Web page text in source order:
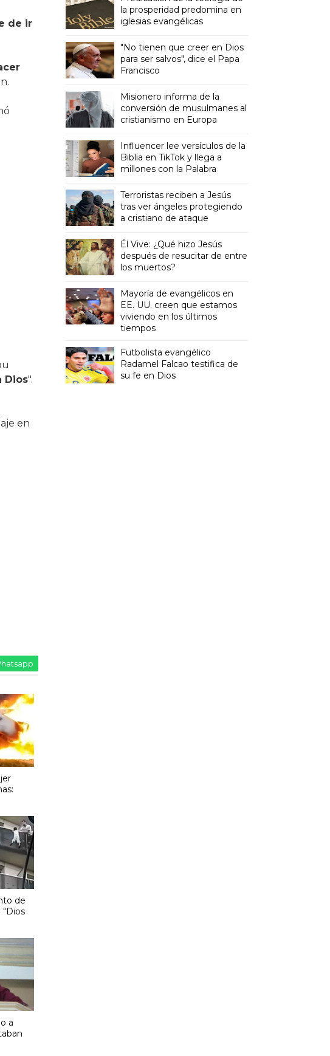
de ir
Dios".
en
de
"Dios
a
la prosperidad predomina en
iglesias evangélicas
"No tienen que creer en Dios
para ser salvos", dice el Papa
Francisco
Misionero informa de la
conversión de musulmanes al
cristianismo en Europa
Influencer lee versículos de la
Biblia en TikTok y llega a
millones con la Palabra
Terroristas reciben a Jesús
tras ver ángeles protegiendo
a cristiano de ataque
Él Vive: ¿Qué hizo Jesús
después de resucitar de entre
los muertos?
Mayoría de evangélicos en
EE. UU. creen que estamos
viviendo en los últimos
tiempos
Futbolista evangélico
Radamel Falcao testifica de
su fe en Dios